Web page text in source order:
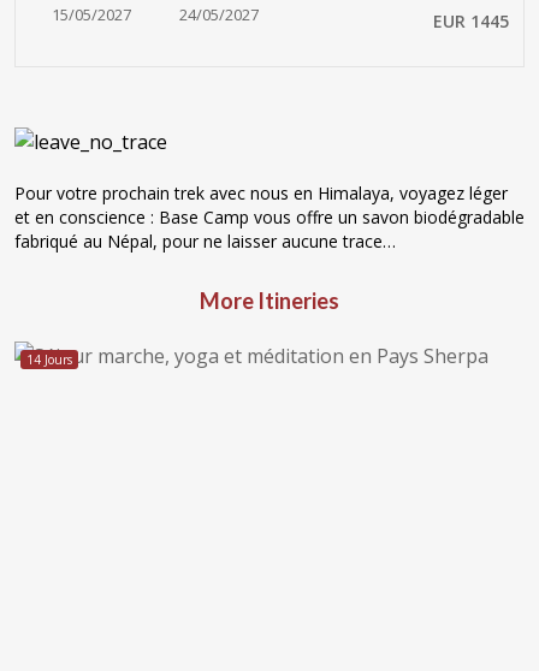
15/05/2027 24/05/2027 EUR 1445
Pour votre prochain trek avec nous en Himalaya, voyagez léger
et en conscience : Base Camp vous offre un savon biodégradable
fabriqué au Népal, pour ne laisser aucune trace…
More Itineries
14 Jours